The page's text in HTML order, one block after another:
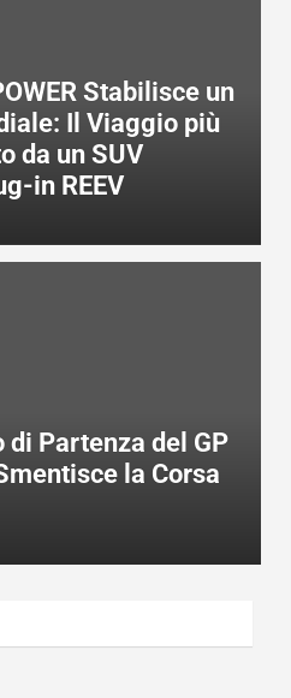
Stabilisce un
Il Viaggio più
da un SUV
in REEV
di Partenza del GP
la Corsa